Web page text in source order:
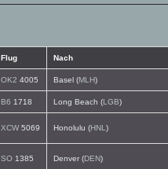
Flug Nach
OK2 4005 Basel (MLH)
B6 1718 Long Beach (LGB)
XCW5069 Honolulu (HNL )
SO 1385 Denver (DEN)